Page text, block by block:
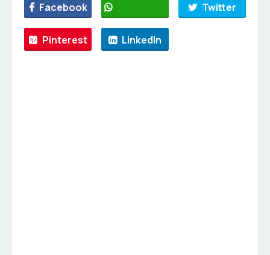
Facebook WhatsApp Twitter
Pinterest LinkedIn